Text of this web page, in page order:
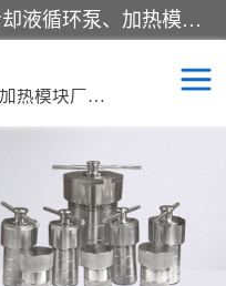
郑州杜甫仪器厂主营：低温冷却液循环泵、加热模块、水热合成反应釜、水油浴锅、旋转蒸发器、循环水真空泵等产品。郑州杜甫仪器厂在众多的教学仪器行业中依靠科技力量扬长避短、迅速发展，成为国家教委*生产教学仪器的厂家，产品具有国内良好水平，主导产品通过ISO9002质量认证。
低温冷却液循环泵厂家,加热模块厂家,水热合成反应釜厂家,水油浴锅厂家,旋转蒸发器厂家
水热合成反应釜厂家
加热模块厂家